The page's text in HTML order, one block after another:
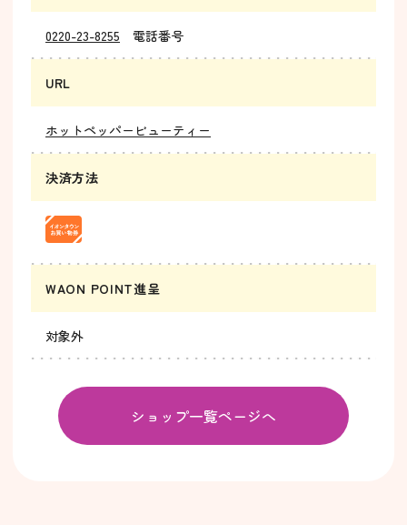
0220-23-8255 電話番号
URL
ホットペッパービューティー
決済方法
WAON POINT進呈
対象外
ショップ一覧ページへ